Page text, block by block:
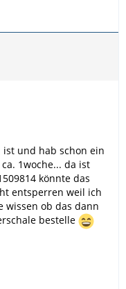
und hab schon ein
1woche... da ist
könnte das
entsperren weil ich
wissen ob das dann
bestelle